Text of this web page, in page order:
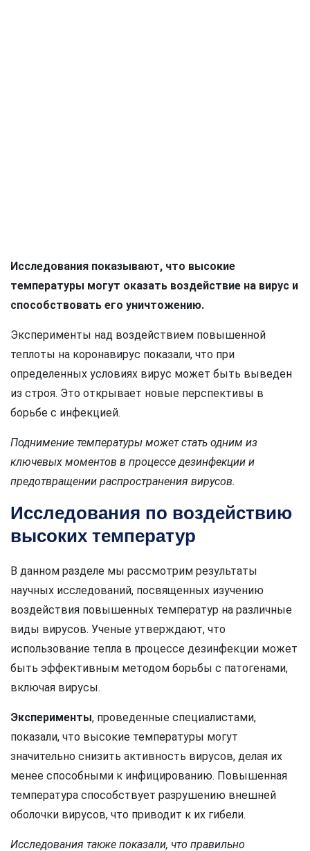
Исследования показывают, что высокие
температуры могут оказать воздействие на вирус и
способствовать его уничтожению.
Эксперименты над воздействием повышенной
теплоты на коронавирус показали, что при
определенных условиях вирус может быть выведен
из строя. Это открывает новые перспективы в
борьбе с инфекцией.
Поднимение температуры может стать одним из
ключевых моментов в процессе дезинфекции и
предотвращении распространения вирусов.
Исследования по воздействию
высоких температур
В данном разделе мы рассмотрим результаты
научных исследований, посвященных изучению
воздействия повышенных температур на различные
виды вирусов. Ученые утверждают, что
использование тепла в процессе дезинфекции может
быть эффективным методом борьбы с патогенами,
включая вирусы.
Эксперименты, проведенные специалистами,
показали, что высокие температуры могут
значительно снизить активность вирусов, делая их
менее способными к инфицированию. Повышенная
температура способствует разрушению внешней
оболочки вирусов, что приводит к их гибели.
Исследования также показали, что правильно